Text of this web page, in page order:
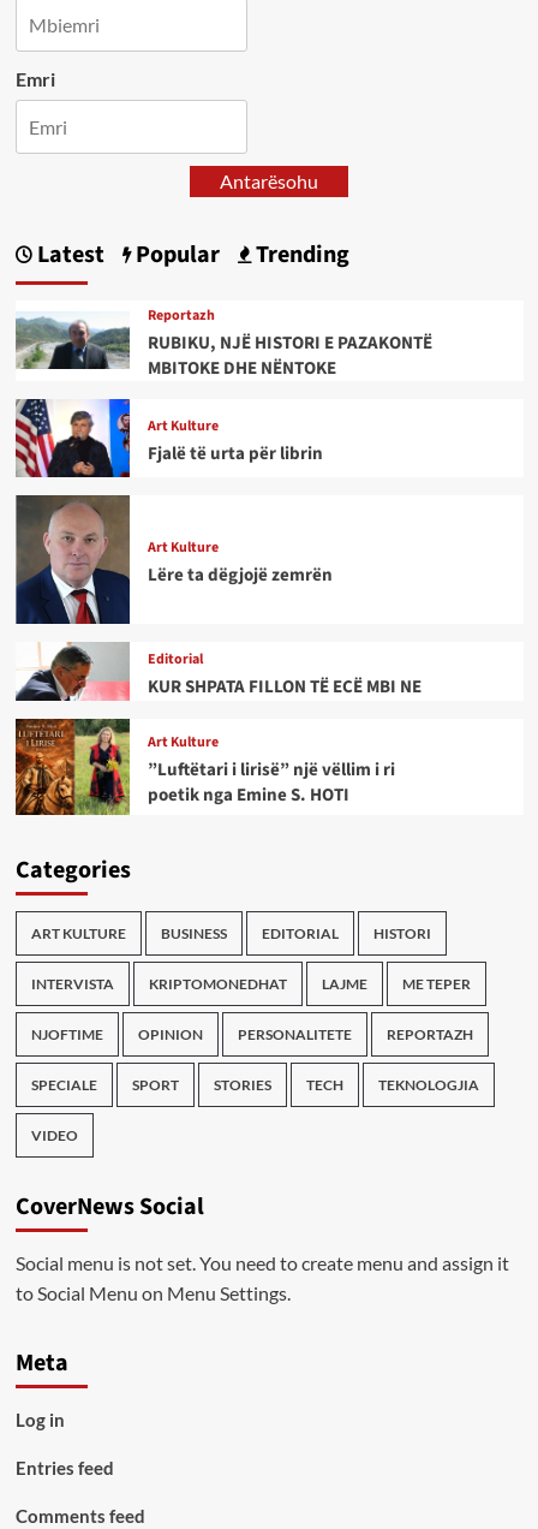
Emri
Antarësohu
Latest Popular Trending
Reportazh
RUBIKU, NJË HISTORI E PAZAKONTË
MBITOKE DHE NËNTOKE
Art Kulture
Fjalë të urta për librin
Art Kulture
Lëre ta dëgjojë zemrën
Editorial
KUR SHPATA FILLON TË ECË MBI NE
Art Kulture
”Luftëtari i lirisë” një vëllim i ri
poetik nga Emine S. HOTI
Categories
ART KULTURE BUSINESS EDITORIAL HISTORI
INTERVISTA KRIPTOMONEDHAT LAJME ME TEPER
NJOFTIME OPINION PERSONALITETE REPORTAZH
SPECIALE SPORT STORIES TECH TEKNOLOGJIA
VIDEO
CoverNews Social
Social menu is not set. You need to create menu and assign it
to Social Menu on Menu Settings.
Meta
Log in
Entries feed
Comments feed